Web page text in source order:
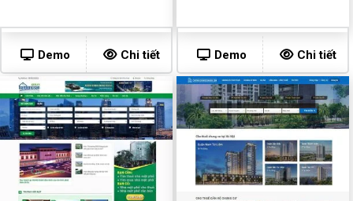
Demo Chi tiết Demo Chi tiết